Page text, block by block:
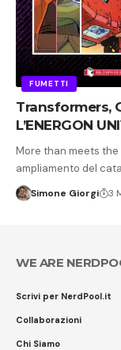
FUMETTI
Transformers,
L’ENERGON
More than meets
ampliamento del
Simone Giorgi 3
WE ARE
Scrivi per NerdPool.it
Collaborazioni
Chi Siamo